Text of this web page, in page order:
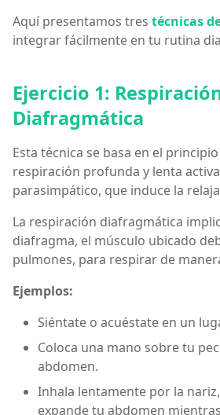
Aquí presentamos tres técnicas
integrar fácilmente en tu rutina
Ejercicio 1:
Diafragmática
Esta técnica se basa en el
respiración profunda y lenta
parasimpático, que induce la
La respiración diafragmática
diafragma, el músculo ubicado
pulmones, para respirar de
Ejemplos:
Siéntate o acuéstate en un
Coloca una mano sobre tu
abdomen.
Inhala lentamente por la
expande tu abdomen